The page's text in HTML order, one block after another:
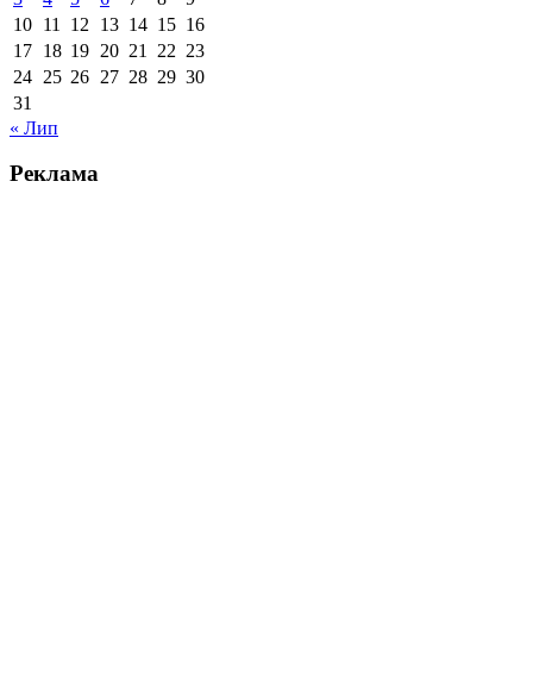
10 11 12 13 14 15 16
17 18 19 20 21 22 23
24 25 26 27 28 29 30
31
« Лип
Реклама